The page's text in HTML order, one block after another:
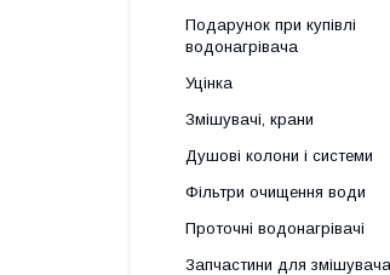
Подарунок при купівлі
водонагрівача
Уцінка
Змішувачі, крани
Душові колони і системи
Фільтри очищення води
Проточні водонагрівачі
Запчастини для змішувача